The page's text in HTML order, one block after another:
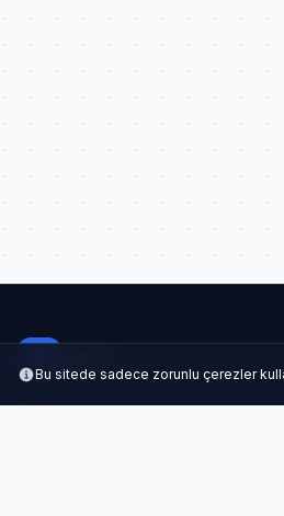
Türkiye'nin lider elektrik ve şalt
Bu sitede sadece zorunlu çerezler